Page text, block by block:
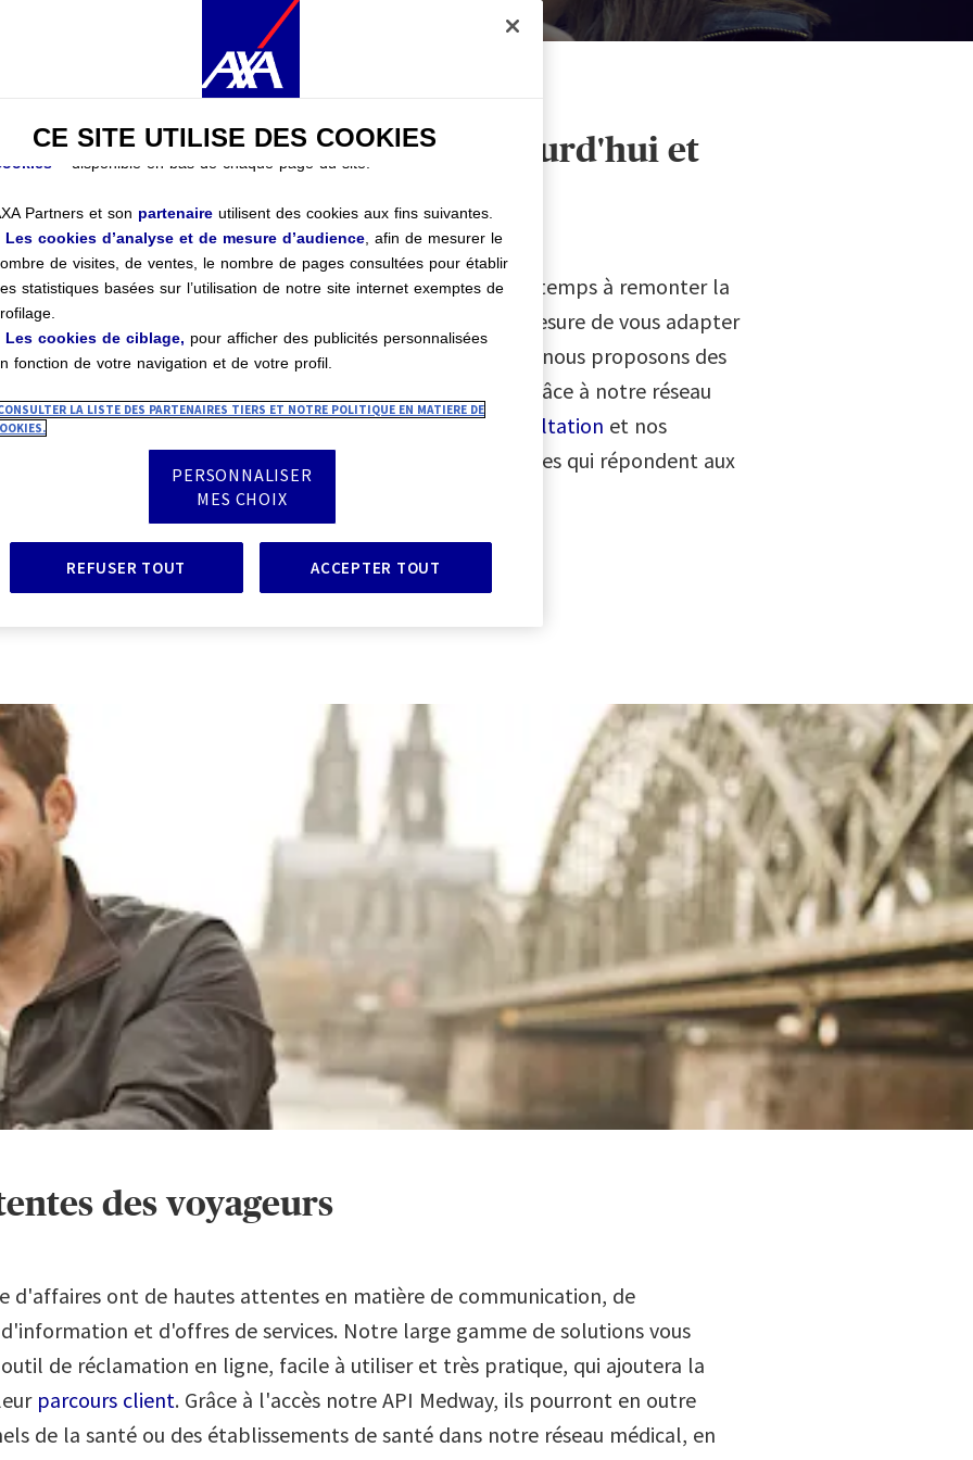
plus sûrs et plus sereins, aujourd'hui et
le secteur du voyage mettra probablement du temps à remonter la
protection ne cessent d'évoluer, vous devez être en mesure de vous adapter
Du processus de réservation au voyage lui-même, nous proposons des
à tous de voyager en toute sécurité et sérénité. Grâce à notre réseau
digitales telles que l'assistance santé, latéléconsultation et nos
créons des parcours d'achats et des offres d'assurances qui répondent aux
des voyageurs
d'affaires ont de hautes attentes en matière de communication, de
et d'offres de services. Notre large gamme de solutions vous
de réclamation en ligne, facile à utiliser et très pratique, qui ajoutera la
parcours client. Grâce à l'accès notre API Medway, ils pourront en outre
de la santé ou des établissements de santé dans notre réseau médical, en
CE SITE UTILISE DES COOKIES
6 mois. Il vous est possible de
catégories de cookies
de Préférences Cookies :
Dès maintenant, en cliquant sur« Personnaliser mes choix »
À tout moment, en cliquant sur le lien « Centre de Préférences
»
disponible en bas de chaque page du site.
Partners et son partenaire utilisent des cookies aux fins suivantes.
Les cookies d’analyse et de mesure d’audience , afin de mesurer le
de visites, de ventes, le nombre de pages consultées pour établir
statistiques basées sur l’utilisation de notre site internet exemptes de
Les cookies de ciblage, pour afficher des publicités personnalisées
fonction de votre navigation et de votre profil.
LA LISTE DES PARTENAIRES TIERS ET NOTRE POLITIQUE EN MATIERE DE
REFUSER TOUT ACCEPTER TOUT
PERSONNALISER
MES CHOIX